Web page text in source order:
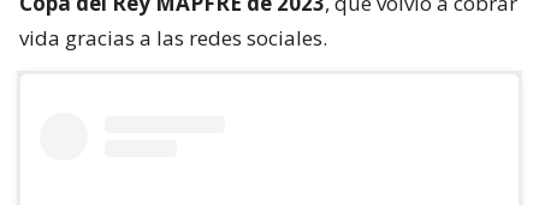
vida gracias a las redes sociales.